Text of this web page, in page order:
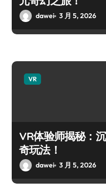
dawei 3 月 5, 2026
VR
VR体验师揭秘：
奇玩法！
dawei 3 月 5, 2026